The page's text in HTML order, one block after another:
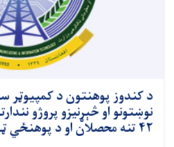
د کندوز پوهنتون د
نوښتونو او څېړنیزو پروژو
۴۲ تنه محصلان او د پوهنځي ټول استادان تقدیر شول